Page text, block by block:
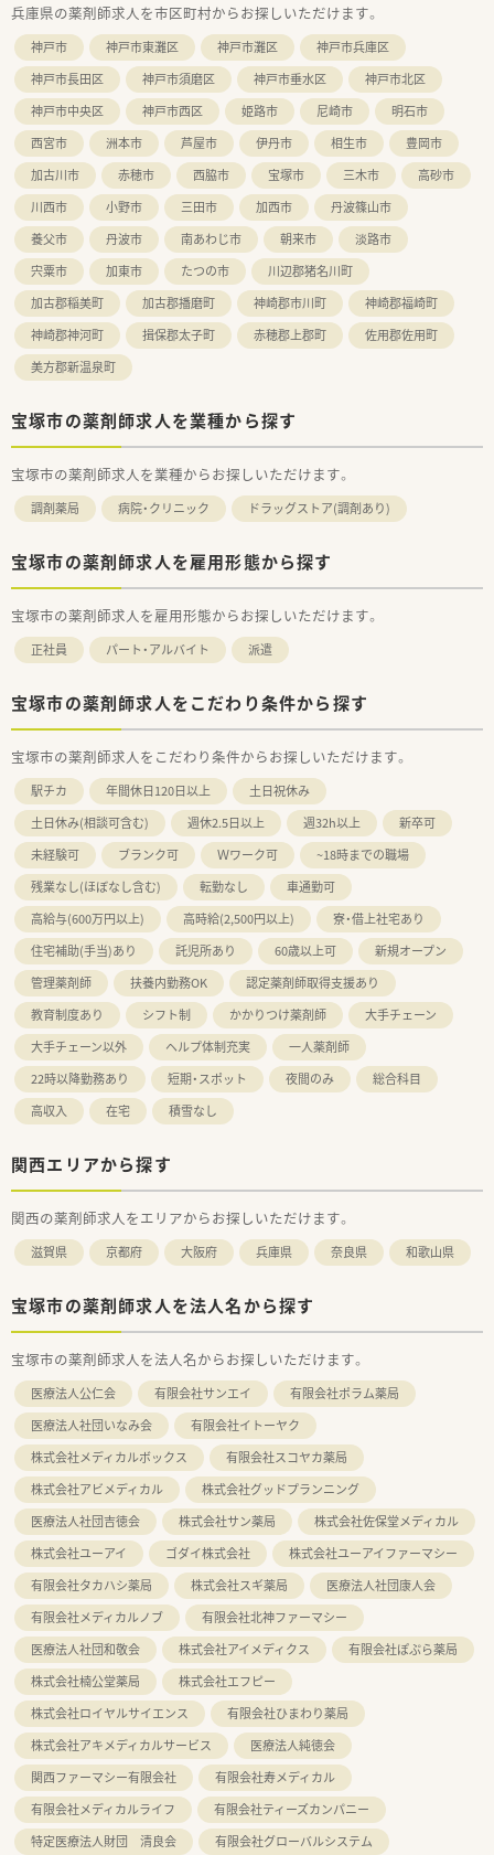
援制度を完備しています。
■給与は年俸制を採用しており、12分割した金額が毎月安定し
て支給される形です。
兵庫県の薬剤師求人を市区町村からお探しいただけます。
神戸市 神戸市東灘区 神戸市灘区
神戸市兵庫区
神戸市長田区
神戸市須磨区 神戸市垂水区
神戸市北区
神戸市中央区
神戸市西区 姫路市 尼崎市
明石市
西宮市
洲本市 芦屋市 伊丹市 相生市
豊岡市
加古川市
赤穂市 西脇市 宝塚市 三木市
高砂市
川西市
小野市 三田市 加西市
丹波篠山市
養父市
丹波市 南あわじ市 朝来市
淡路市
宍粟市
加東市 たつの市
川辺郡猪名川町
加古郡稲美町
加古郡播磨町 神崎郡市川町
神崎郡福崎町
神崎郡神河町
揖保郡太子町 赤穂郡上郡町
佐用郡佐用町
美方郡新温泉町
宝塚市の薬剤師求人を業種から探す
宝塚市の薬剤師求人を業種からお探しいただけます。
調剤薬局 病院・クリニック ドラッグストア(調剤あり)
宝塚市の薬剤師求人を雇用形態から探す
宝塚市の薬剤師求人を雇用形態からお探しいただけます。
正社員 パート・アルバイト 派遣
宝塚市の薬剤師求人をこだわり条件から探す
宝塚市の薬剤師求人をこだわり条件からお探しいただけます。
駅チカ 年間休日120日以上
土日祝休み
土日休み(相談可含む)
週休2.5日以上 週32h以上
新卒可
未経験可
ブランク可 Ｗワーク可
~18時までの職場
残業なし(ほぼなし含む)
転勤なし
車通勤可
高給与(600万円以上)
高時給(2,500円以上)
寮・借上社宅あり
住宅補助(手当)あり
託児所あり 60歳以上可
新規オープン
管理薬剤師
扶養内勤務OK
認定薬剤師取得支援あり
教育制度あり
シフト制 かかりつけ薬剤師
大手チェーン
大手チェーン以外
ヘルプ体制充実
一人薬剤師
22時以降勤務あり
短期・スポット 夜間のみ
総合科目
高収入
在宅 積雪なし
関西エリアから探す
関西の薬剤師求人をエリアからお探しいただけます。
滋賀県 京都府 大阪府 兵庫県 奈良県 和歌山県
宝塚市の薬剤師求人を法人名から探す
宝塚市の薬剤師求人を法人名からお探しいただけます。
医療法人公仁会 有限会社サンエイ
有限会社ポラム薬局
医療法人社団いなみ会
有限会社イトーヤク
株式会社メディカルボックス
有限会社スコヤカ薬局
株式会社アビメディカル
株式会社グッドプランニング
医療法人社団吉徳会
株式会社サン薬局
株式会社佐保堂メディカル
株式会社ユーアイ
ゴダイ株式会社
株式会社ユーアイファーマシー
有限会社タカハシ薬局
株式会社スギ薬局
医療法人社団康人会
有限会社メディカルノブ
有限会社北神ファーマシー
医療法人社団和敬会
株式会社アイメディクス
有限会社ぽぷら薬局
株式会社楠公堂薬局
株式会社エフピー
株式会社ロイヤルサイエンス
有限会社ひまわり薬局
株式会社アキメディカルサービス
医療法人純徳会
関西ファーマシー有限会社
有限会社寿メディカル
有限会社メディカルライフ
有限会社ティーズカンパニー
特定医療法人財団 清良会
有限会社グローバルシステム